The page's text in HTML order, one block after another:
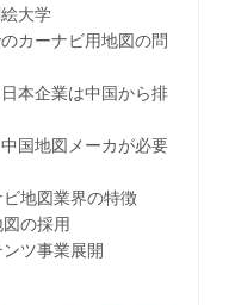
大学
カーナビ用地図の問
本企業は中国から排
国地図メーカが必要
地図業界の特徴
の採用
ツ事業展開